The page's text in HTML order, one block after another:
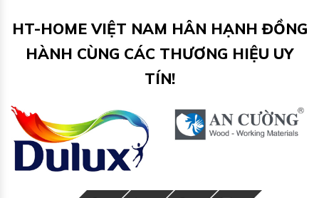
HT-HOME VIỆT NAM HÂN HẠNH ĐỒNG
HÀNH CÙNG CÁC THƯƠNG HIỆU UY
TÍN!